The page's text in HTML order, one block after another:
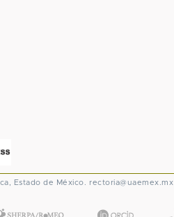
Estado de México. rectoria@uaemex.mx